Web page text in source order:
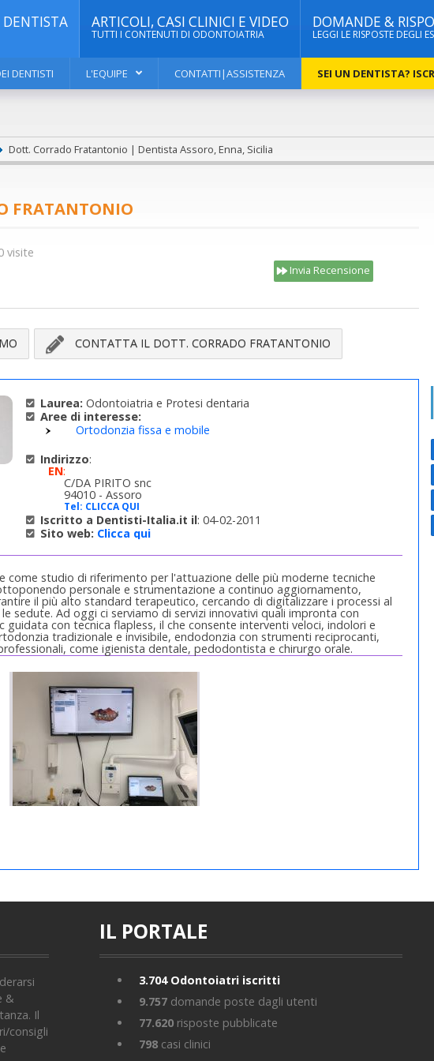
DENTISTA ARTICOLI, CASI CLINICI E VIDEO
TUTTI I CONTENUTI DI ODONTOIATRIA
DOMANDE &
LEGGI LE RISPOSTE DEGLI
DENTISTI L'EQUIPE CONTATTI|ASSISTENZA SEI UN DENTISTA?
Dott. Corrado Fratantonio | Dentista Assoro, Enna, Sicilia
FRATANTONIO
visite
Invia Recensione
CONTATTA IL DOTT. CORRADO FRATANTONIO
Laurea: Odontoiatria e Protesi dentaria
Aree di interesse:
Ortodonzia fissa e mobile
Indirizzo:
EN:
C/DA PIRITO snc
94010 - Assoro
Tel: CLICCA QUI
Iscritto a Dentisti-Italia.it il: 04-02-2011
Sito web: Clicca qui
come studio di riferimento per l'attuazione delle più moderne tecniche
personale e strumentazione a continuo aggiornamento,
il più alto standard terapeutico, cercando di digitalizzare i processi al
sedute. Ad oggi ci serviamo di servizi innovativi quali impronta con
con tecnica flapless, il che consente interventi veloci, indolori e
tradizionale e invisibile, endodonzia con strumenti reciprocanti,
come igienista dentale, pedodontista e chirurgo orale.
&
Il
consigli
IL PORTALE
3.704Odontoiatri iscritti
9.757 domande poste dagli utenti
77.620 risposte pubblicate
798 casi clinici